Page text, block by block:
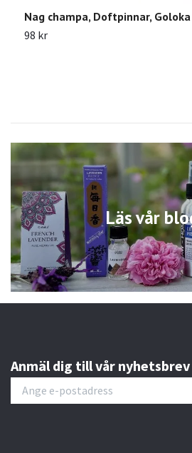
Läs vår
Nag champa, Doftpinnar, Goloka
98 kr
Anmäl dig till vår nyhetsbrev